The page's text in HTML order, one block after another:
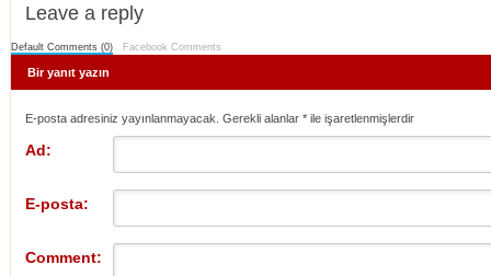
Leave a reply
Default Comments (0) Facebook Comments
Bir yanıt yazın
E-posta adresiniz yayınlanmayacak. Gerekli alanlar * ile işaretlenmişlerdir
Ad:
E-posta:
Comment: